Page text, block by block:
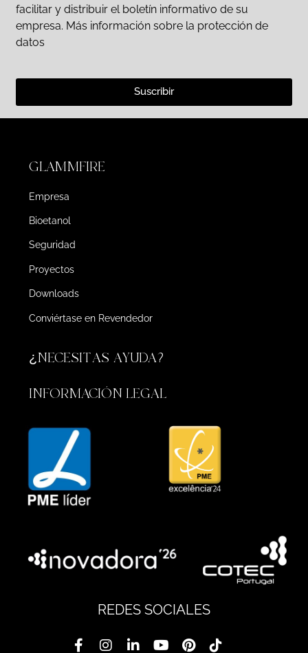
facilitar y distribuir el boletín informativo de su
empresa. Más información sobre la protección de
datos
Suscribir
GLAMMFIRE
Empresa
Bioetanol
Seguridad
Proyectos
Downloads
Conviértase en Revendedor
¿NECESITAS AYUDA?
INFORMACIÓN LEGAL
REDES SOCIALES